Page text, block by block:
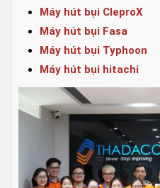
Máy hút bụi CleproX
Máy hút bụi Fasa
Máy hút bụi Typhoon
Máy hút bụi hitachi